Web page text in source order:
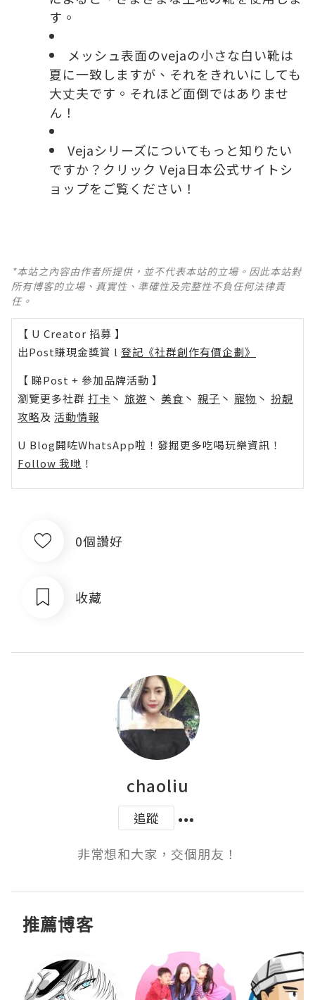
す。
メッシュ表面のvejaの小さな白い靴は
夏に一致しますが、それをきれいにしても
大丈夫です。それほど面倒ではありませ
ん！
Vejaシリーズについてもっと知りたい
ですか？クリック Veja日本公式サイトシ
ョップをご覧ください！
*本站之內容由作者所提供，並不代表本站的立場。因此本站對
所有博客的立場、真實性、準確性及完整性不負任何法律責
任。
【 U Creator 招募 】
出Post賺現金獎賞 l 登記《社群創作有價企劃》
【 睇Post + 參加品牌活動 】
瀏覽更多社群 打卡 丶 旅遊 丶 美食 丶 親子 丶 寵物 丶 扮靚
攻略及 活動情報
U Blog開咗WhatsApp啦！發掘更多吃喝玩樂資訊！
Follow 我哋 ！
0個讚好
收藏
chaoliu
追蹤
非常想和大家，交個朋友！
推薦博客